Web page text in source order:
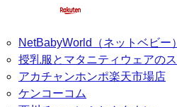
NetBabyWorld（ネットベビー）
授乳服とマタニティウェアの
アカチャンホンポ楽天市場店
ケンコーコム